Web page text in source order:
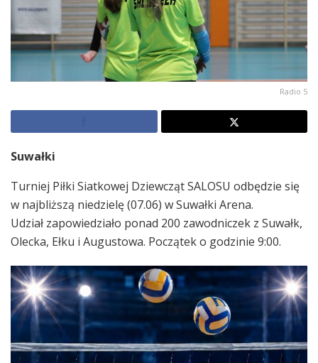
Radio 5
Suwałki
Turniej Piłki Siatkowej Dziewcząt SALOSU odbędzie się
w najbliższą niedzielę (07.06) w Suwałki Arena.
Udział zapowiedziało ponad 200 zawodniczek z Suwałk,
Olecka, Ełku i Augustowa. Początek o godzinie 9:00.